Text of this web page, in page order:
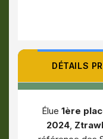
DÉTAILS
Élue 1ère
2024,